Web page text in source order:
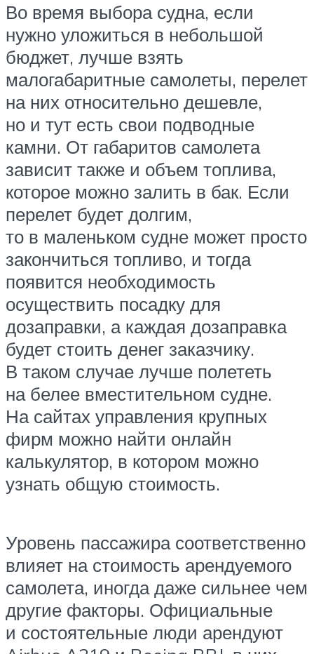
Во время выбора судна, если
нужно уложиться в небольшой
бюджет, лучше взять
малогабаритные самолеты, перелет
на них относительно дешевле,
но и тут есть свои подводные
камни. От габаритов самолета
зависит также и объем топлива,
которое можно залить в бак. Если
перелет будет долгим,
то в маленьком судне может просто
закончиться топливо, и тогда
появится необходимость
осуществить посадку для
дозаправки, а каждая дозаправка
будет стоить денег заказчику.
В таком случае лучше полететь
на белее вместительном судне.
На сайтах управления крупных
фирм можно найти онлайн
калькулятор, в котором можно
узнать общую стоимость.
Уровень пассажира соответственно
влияет на стоимость арендуемого
самолета, иногда даже сильнее чем
другие факторы. Официальные
и состоятельные люди арендуют